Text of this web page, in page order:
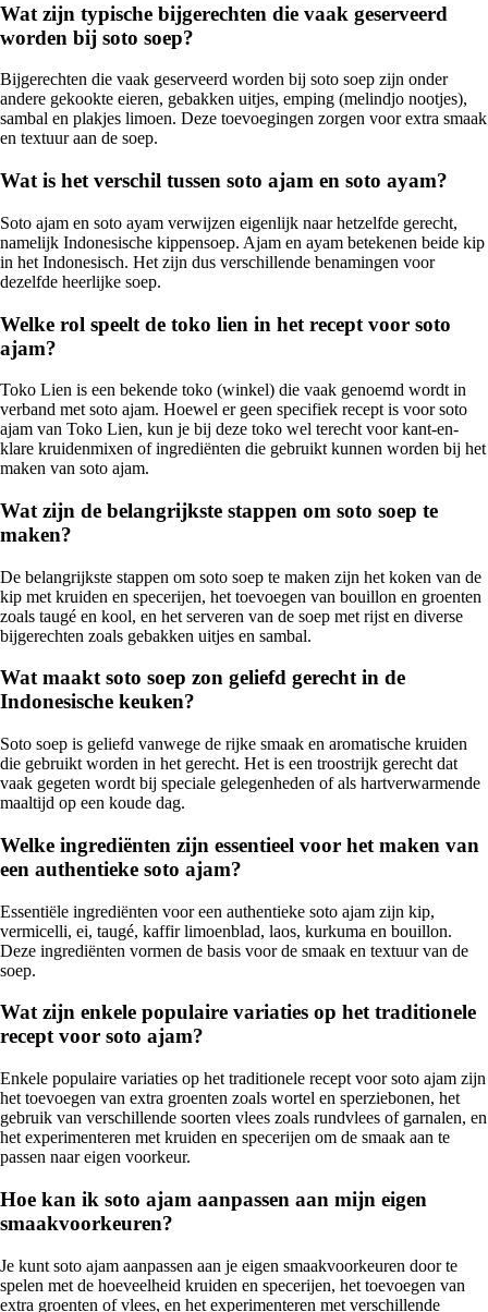
Wat zijn typische bijgerechten die vaak geserveerd
worden bij soto soep?
Bijgerechten die vaak geserveerd worden bij soto soep zijn onder
andere gekookte eieren, gebakken uitjes, emping (melindjo nootjes),
sambal en plakjes limoen. Deze toevoegingen zorgen voor extra smaak
en textuur aan de soep.
Wat is het verschil tussen soto ajam en soto ayam?
Soto ajam en soto ayam verwijzen eigenlijk naar hetzelfde gerecht,
namelijk Indonesische kippensoep. Ajam en ayam betekenen beide kip
in het Indonesisch. Het zijn dus verschillende benamingen voor
dezelfde heerlijke soep.
Welke rol speelt de toko lien in het recept voor soto
ajam?
Toko Lien is een bekende toko (winkel) die vaak genoemd wordt in
verband met soto ajam. Hoewel er geen specifiek recept is voor soto
ajam van Toko Lien, kun je bij deze toko wel terecht voor kant-en-
klare kruidenmixen of ingrediënten die gebruikt kunnen worden bij het
maken van soto ajam.
Wat zijn de belangrijkste stappen om soto soep te
maken?
De belangrijkste stappen om soto soep te maken zijn het koken van de
kip met kruiden en specerijen, het toevoegen van bouillon en groenten
zoals taugé en kool, en het serveren van de soep met rijst en diverse
bijgerechten zoals gebakken uitjes en sambal.
Wat maakt soto soep zon geliefd gerecht in de
Indonesische keuken?
Soto soep is geliefd vanwege de rijke smaak en aromatische kruiden
die gebruikt worden in het gerecht. Het is een troostrijk gerecht dat
vaak gegeten wordt bij speciale gelegenheden of als hartverwarmende
maaltijd op een koude dag.
Welke ingrediënten zijn essentieel voor het maken van
een authentieke soto ajam?
Essentiële ingrediënten voor een authentieke soto ajam zijn kip,
vermicelli, ei, taugé, kaffir limoenblad, laos, kurkuma en bouillon.
Deze ingrediënten vormen de basis voor de smaak en textuur van de
soep.
Wat zijn enkele populaire variaties op het traditionele
recept voor soto ajam?
Enkele populaire variaties op het traditionele recept voor soto ajam zijn
het toevoegen van extra groenten zoals wortel en sperziebonen, het
gebruik van verschillende soorten vlees zoals rundvlees of garnalen, en
het experimenteren met kruiden en specerijen om de smaak aan te
passen naar eigen voorkeur.
Hoe kan ik soto ajam aanpassen aan mijn eigen
smaakvoorkeuren?
Je kunt soto ajam aanpassen aan je eigen smaakvoorkeuren door te
spelen met de hoeveelheid kruiden en specerijen, het toevoegen van
extra groenten of vlees, en het experimenteren met verschillende